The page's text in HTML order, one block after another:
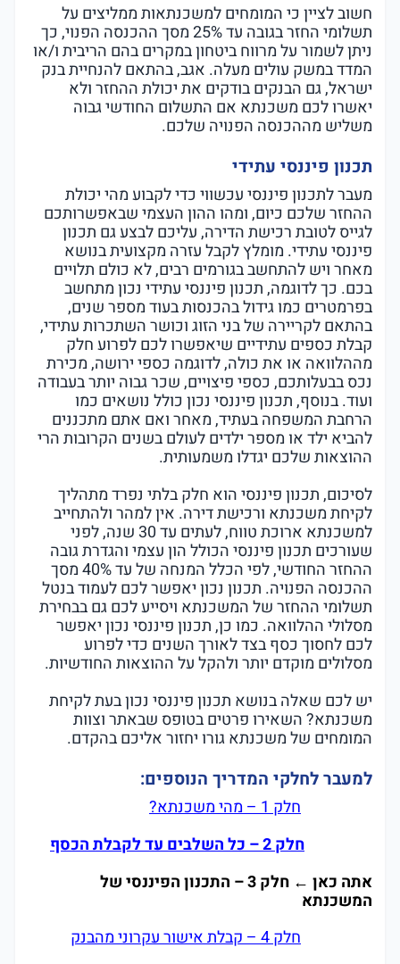
חשוב לציין כי המומחים למשכנתאות ממליצים על
תשלומי החזר בגובה עד 25% מסך ההכנסה הפנוי, כך
ניתן לשמור על מרווח ביטחון במקרים בהם הריבית ו/או
המדד במשק עולים מעלה. אגב, בהתאם להנחיית בנק
ישראל, גם הבנקים בודקים את יכולת ההחזר ולא
יאשרו לכם משכנתא אם התשלום החודשי גבוה
משליש מההכנסה הפנויה שלכם.
תכנון פיננסי עתידי
מעבר לתכנון פיננסי עכשווי כדי לקבוע מהי יכולת
ההחזר שלכם כיום, ומהו ההון העצמי שבאפשרותכם
לגייס לטובת רכישת הדירה, עליכם לבצע גם תכנון
פיננסי עתידי. מומלץ לקבל עזרה מקצועית בנושא
מאחר ויש להתחשב בגורמים רבים, לא כולם תלויים
בכם. כך לדוגמה, תכנון פיננסי עתידי נכון מתחשב
בפרמטרים כמו גידול בהכנסות בעוד מספר שנים,
בהתאם לקריירה של בני הזוג וכושר השתכרות עתידי,
קבלת כספים עתידיים שיאפשרו לכם לפרוע חלק
מההלוואה או את כולה, לדוגמה כספי ירושה, מכירת
נכס בבעלותכם, כספי פיצויים, שכר גבוה יותר בעבודה
ועוד. בנוסף, תכנון פיננסי נכון כולל נושאים כמו
הרחבת המשפחה בעתיד, מאחר ואם אתם מתכננים
להביא ילד או מספר ילדים לעולם בשנים הקרובות הרי
ההוצאות שלכם יגדלו משמעותית.
לסיכום, תכנון פיננסי הוא חלק בלתי נפרד מתהליך
לקיחת משכנתא ורכישת דירה. אין למהר ולהתחייב
למשכנתא ארוכת טווח, לעתים עד 30 שנה, לפני
שעורכים תכנון פיננסי הכולל הון עצמי והגדרת גובה
ההחזר החודשי, לפי הכלל המנחה של עד 40% מסך
ההכנסה הפנויה. תכנון נכון יאפשר לכם לעמוד בנטל
תשלומי ההחזר של המשכנתא ויסייע לכם גם בבחירת
מסלולי ההלוואה. כמו כן, תכנון פיננסי נכון יאפשר
לכם לחסוך כסף בצד לאורך השנים כדי לפרוע
מסלולים מוקדם יותר ולהקל על ההוצאות החודשיות.
יש לכם שאלה בנושא תכנון פיננסי נכון בעת לקיחת
משכנתא? השאירו פרטים בטופס שבאתר וצוות
המומחים של משכנתא גורו יחזור אליכם בהקדם.
למעבר לחלקי המדריך הנוספים:
חלק 1 – מהי משכנתא?
חלק 2 – כל השלבים עד לקבלת הכסף
אתה כאן ← חלק 3 – התכנון הפיננסי של
המשכנתא
חלק 4 – קבלת אישור עקרוני מהבנק